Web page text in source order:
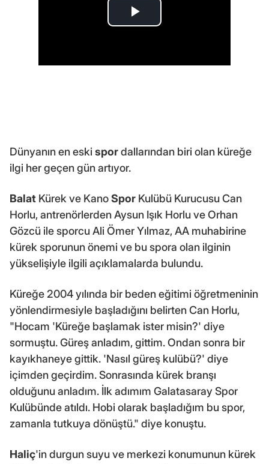
Dünyanın en eskispordallarından biri olan küreğe
ilgi her geçen gün artıyor.
Balat Kürek ve KanoSpor Kulübü Kurucusu Can
Horlu, antrenörlerden Aysun Işık Horlu ve Orhan
Gözcü ile sporcu Ali Ömer Yılmaz, AA muhabirine
kürek sporunun önemi ve bu spora olan ilginin
yükselişiyle ilgili açıklamalarda bulundu.
Küreğe 2004 yılında bir beden eğitimi öğretmeninin
yönlendirmesiyle başladığını belirten Can Horlu,
"Hocam 'Küreğe başlamak ister misin?' diye
sormuştu. Güreş anladım, gittim. Ondan sonra bir
kayıkhaneye gittik. 'Nasıl güreş kulübü?' diye
içimden geçirdim. Sonrasında kürek branşı
olduğunu anladım. İlk adımım Galatasaray Spor
Kulübünde atıldı. Hobi olarak başladığım bu spor,
zamanla tutkuya dönüştü." diye konuştu.
Haliç'in durgun suyu ve merkezi konumunun kürek